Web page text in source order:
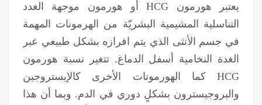
يعتبر هورمون HCG أو هورمون موجهة الغدد
التناسلية المشيمية البشريّة من الهرمونات المهمة
في جسم الأنثى الذي يتم افرازه بشکل طبیعي عبر
الغدة النخامية أسفل الدماغ. تتغير نسبة هورمون
HCG كما الهورمونات الأخرى كالإيستروجين
والبروجيسترون بشكلٍ دوري في الدم. وبما أن هذا